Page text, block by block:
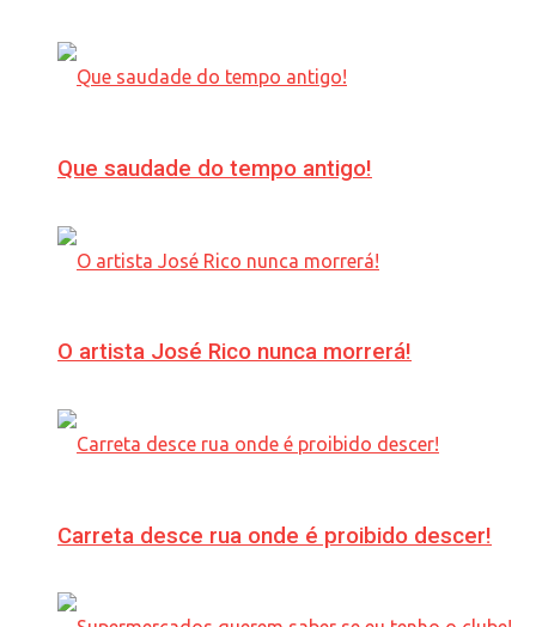
Que saudade do tempo antigo!
O artista José Rico nunca morrerá!
Carreta desce rua onde é proibido descer!